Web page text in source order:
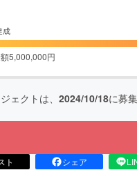
成
5,000,000円
ェクトは、 2024/10/18に募
ト シェア